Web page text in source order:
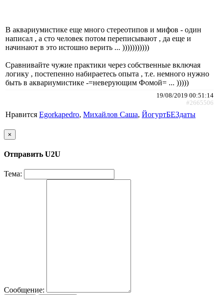
В аквариумистике еще много стереотипов и мифов - один
написал , а сто человек потом переписывают , да еще и
начинают в это истошно верить ... )))))))))))
Сравнивайте чужие практики через собственные включая
логику , постепенно набираетесь опыта , т.е. немного нужно
быть в аквариумистике -=неверующим Фомой= ... )))))
19/08/2019 00:51:14
#2665506
Нравится Egorkapedro, Михайлов Саша, ЙогуртБЕЗдаты
×
Отправить U2U
Тема:
Сообщение: